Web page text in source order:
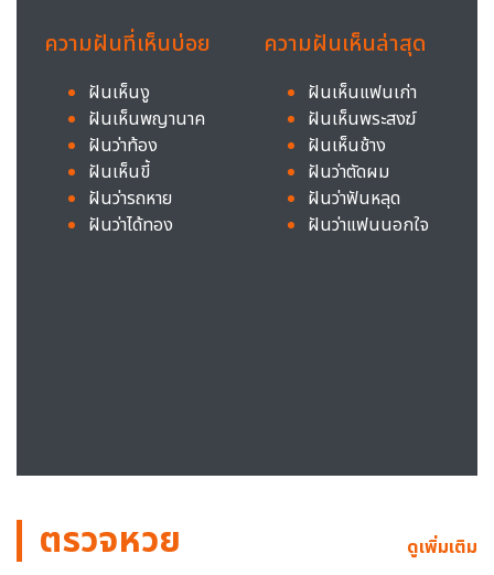
ความฝันที่เห็นบ่อย
ฝันเห็นงู
ฝันเห็นพญานาค
ฝันว่าท้อง
ฝันเห็นขี้
ฝันว่ารถหาย
ฝันว่าได้ทอง
ความฝันเห็นล่าสุด
ฝันเห็นแฟนเก่า
ฝันเห็นพระสงฆ์
ฝันเห็นช้าง
ฝันว่าตัดผม
ฝันว่าฟันหลุด
ฝันว่าแฟนนอกใจ
ตรวจหวย ดูเพิ่มเติม